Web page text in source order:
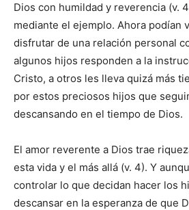
Dios con humildad y reverencia (v.
mediante el ejemplo. Ahora podían
disfrutar de una relación personal
algunos hijos responden a la
Cristo, a otros les lleva quizá más
por estos preciosos hijos que
descansando en el tiempo de Dios.
El amor reverente a Dios trae
esta vida y el más allá (v. 4). Y
controlar lo que decidan hacer los
descansar en la esperanza de que